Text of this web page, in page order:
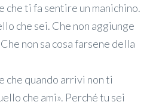
che ti fa sentire un manichino.
che sei. Che non aggiunge
non sa cosa farsene della
che quando arrivi non ti
che ami». Perché tu sei